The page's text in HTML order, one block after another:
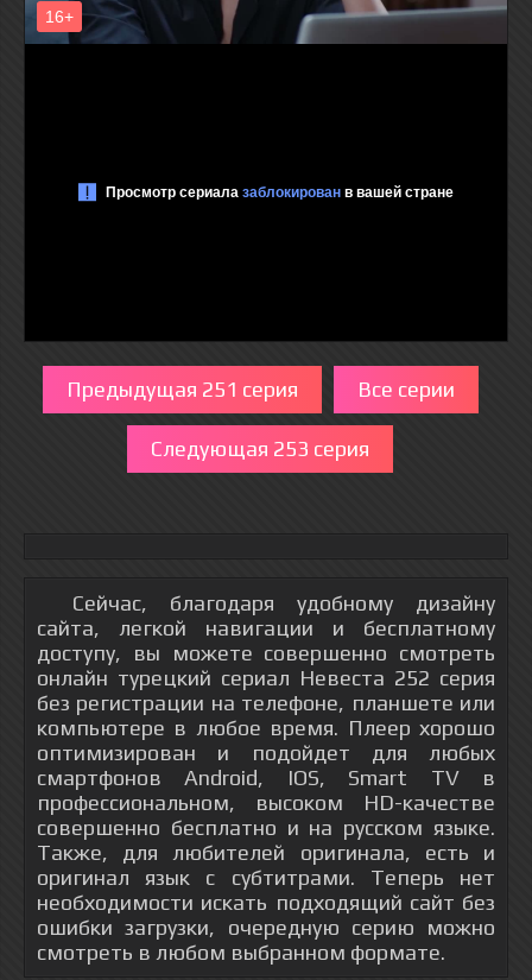
Предыдущая 251 серия Все серии
Следующая 253 серия
Сейчас, благодаря удобному дизайну
сайта, легкой навигации и бесплатному
доступу, вы можете совершенно смотреть
онлайн турецкий сериал Невеста 252 серия
без регистрации на телефоне, планшете или
компьютере в любое время. Плеер хорошо
оптимизирован и подойдет для любых
смартфонов Android, IOS, Smart TV в
профессиональном, высоком HD-качестве
совершенно бесплатно и на русском языке.
Также, для любителей оригинала, есть и
оригинал язык с субтитрами. Теперь нет
необходимости искать подходящий сайт без
ошибки загрузки, очередную серию можно
смотреть в любом выбранном формате.